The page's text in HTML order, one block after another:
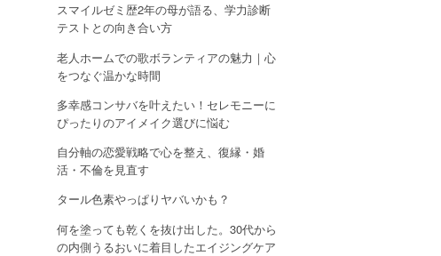
スマイルゼミ歴2年の母が語る、学力診断
テストとの向き合い方
老人ホームでの歌ボランティアの魅力｜心
をつなぐ温かな時間
多幸感コンサバを叶えたい！セレモニーに
ぴったりのアイメイク選びに悩む
自分軸の恋愛戦略で心を整え、復縁・婚
活・不倫を見直す
タール色素やっぱりヤバいかも？
何を塗っても乾くを抜け出した。30代から
の内側うるおいに着目したエイジングケア